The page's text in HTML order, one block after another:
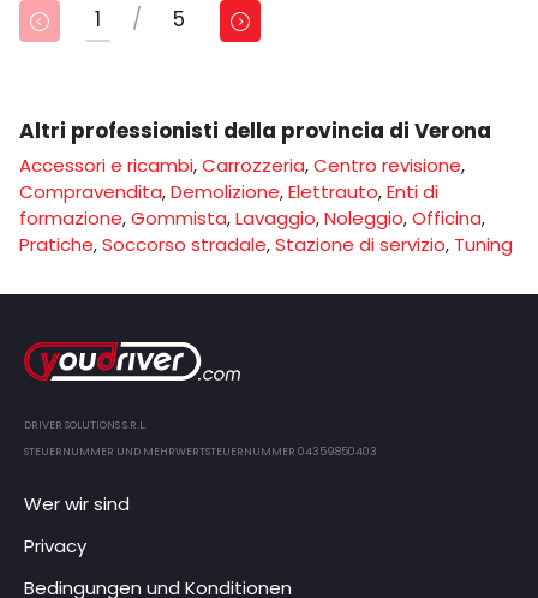
1 / 5
Altri professionisti della provincia di Verona
Accessori e ricambi,Carrozzeria,Centro revisione,
Compravendita,Demolizione,Elettrauto,Enti di
formazione,Gommista,Lavaggio,Noleggio,Officina,
Pratiche,Soccorso stradale,Stazione di servizio, Tuning
DRIVER SOLUTIONS S.R.L.
STEUERNUMMER UND MEHRWERTSTEUERNUMMER 04359850403
Wer wir sind
Privacy
Bedingungen und Konditionen